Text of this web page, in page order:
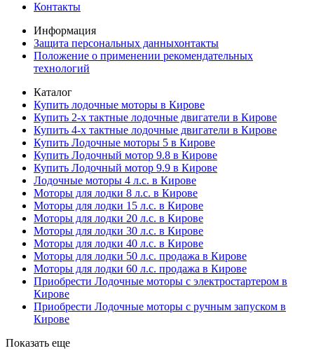
Контакты
Информация
Защита персональных данныхонтакты
Положение о применении рекомендательных
технологий
Каталог
Купить лодочные моторы в Кирове
Купить 2-х тактные лодочные двигатели в Кирове
Купить 4-х тактные лодочные двигатели в Кирове
Купить Лодочные моторы 5 в Кирове
Купить Лодочный мотор 9.8 в Кирове
Купить Лодочный мотор 9.9 в Кирове
Лодочные моторы 4 л.с. в Кирове
Моторы для лодки 8 л.с. в Кирове
Моторы для лодки 15 л.с. в Кирове
Моторы для лодки 20 л.с. в Кирове
Моторы для лодки 30 л.с. в Кирове
Моторы для лодки 40 л.с. в Кирове
Моторы для лодки 50 л.с. продажа в Кирове
Моторы для лодки 60 л.с. продажа в Кирове
Приобрести Лодочные моторы с электростартером в
Кирове
Приобрести Лодочные моторы с ручным запуском в
Кирове
Показать еще